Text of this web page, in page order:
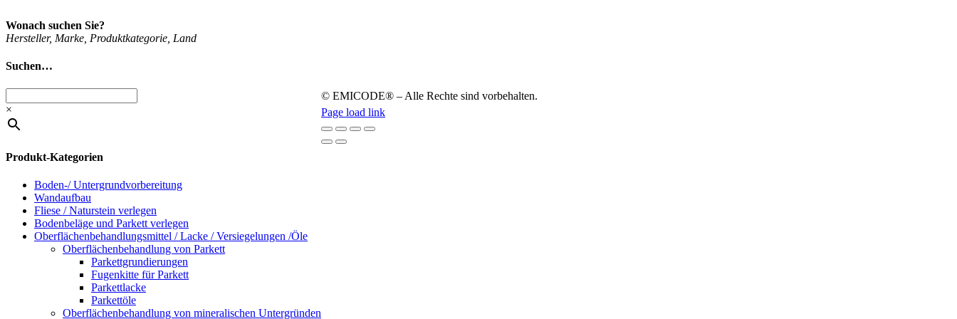
Wonach suchen Sie?
Her­stel­ler, Mar­ke, Pro­dukt­ka­te­go­rie, Land
Suchen…
×
Produkt-Kategorien
Boden-/ Untergrundvorbereitung
Wandaufbau
Fliese / Naturstein verlegen
Bodenbeläge und Parkett verlegen
Oberflächenbehandlungsmittel / Lacke / Versiegelungen /Öle
Oberflächenbehandlung von Parkett
Parkettgrundierungen
Fugenkitte für Parkett
Parkettlacke
Parkettöle
Oberflächenbehandlung von mineralischen Untergründen
© EMICODE® – Alle Rech­te sind vor­be­hal­ten.
Page load link